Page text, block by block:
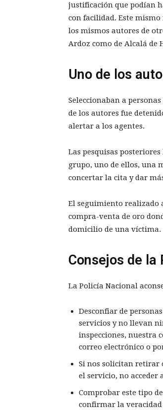
justificación que podían
con facilidad. Este
los mismos autores de
Ardoz como de Alcalá de
Uno de los
Seleccionaban a
de los autores fue
alertar a los agentes.
Las pesquisas
grupo, uno de ellos, una
concertar la cita y dar
El seguimiento realizado
compra-venta de oro
domicilio de una víctima.
Consejos de la
La Policía Nacional
Desconfiar de
servicios y no llevan
inspecciones, nuestra
correo electrónico o
Si nos solicitan retirar
el servicio, no acceder
Comprobar este tipo
confirmar la